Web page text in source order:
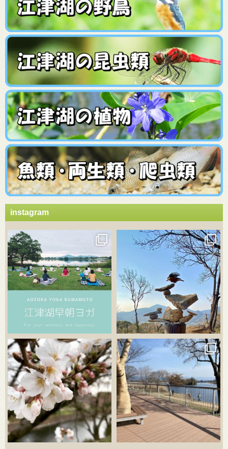
instagram
3月 20
3月 18
3月 18